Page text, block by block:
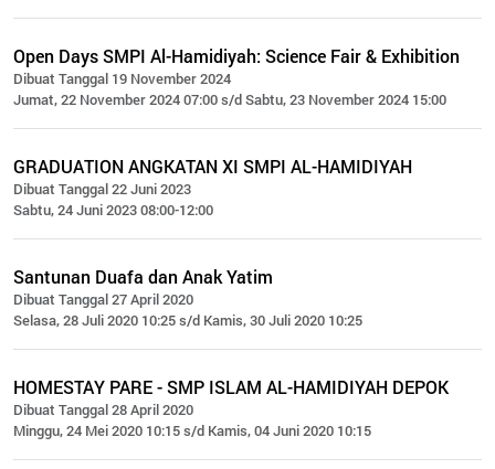
Open Days SMPI Al-Hamidiyah: Science Fair & Exhibition
Dibuat Tanggal 19 November 2024
Jumat, 22 November 2024 07:00 s/d Sabtu, 23 November 2024 15:00
GRADUATION ANGKATAN XI SMPI AL-HAMIDIYAH
Dibuat Tanggal 22 Juni 2023
Sabtu, 24 Juni 2023 08:00-12:00
Santunan Duafa dan Anak Yatim
Dibuat Tanggal 27 April 2020
Selasa, 28 Juli 2020 10:25 s/d Kamis, 30 Juli 2020 10:25
HOMESTAY PARE - SMP ISLAM AL-HAMIDIYAH DEPOK
Dibuat Tanggal 28 April 2020
Minggu, 24 Mei 2020 10:15 s/d Kamis, 04 Juni 2020 10:15